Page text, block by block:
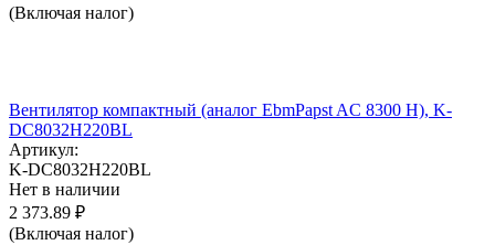
(Включая налог)
Вентилятор компактный (аналог EbmPapst AC 8300 H), K-
DC8032H220BL
Артикул:
K-DC8032H220BL
Нет в наличии
2 373.89 ₽
(Включая налог)